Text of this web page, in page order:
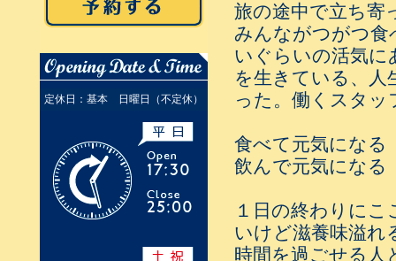
定休日：基本 日曜日（不定休）
旅の途中で立ち寄
みんながつがつ食
いぐらいの活気に
を生きている、人
った。働くスタ
食べて元気になる
飲んで元気になる
１日の終わりに
いけど滋養味溢れ
時間を過ごせる人